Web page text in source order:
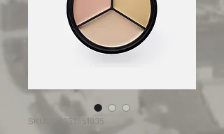
SKU: 126351351935